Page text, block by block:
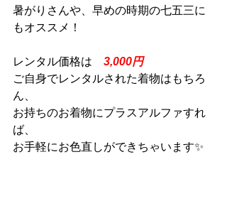
暑がりさんや、早めの時期の七五三に
もオススメ！
レンタル価格は 3,000円
ご自身でレンタルされた着物はもちろ
ん、
お持ちのお着物にプラスアルファすれ
ば、
お手軽にお色直しができちゃいます✨